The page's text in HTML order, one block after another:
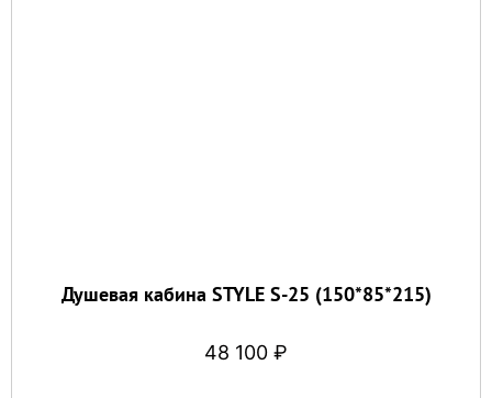
Душевая кабина STYLE S-25 (150*85*215)
48 100 ₽